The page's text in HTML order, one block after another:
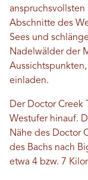
Abschnitte des
Sees und
Nadelwälder der
einladen.
Der Doctor Creek
Westufer hinauf.
Nähe des Doctor
des Bachs nach
etwa 4 bzw. 7